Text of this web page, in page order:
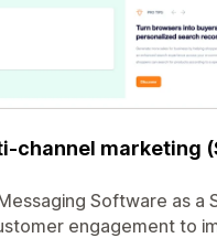
channel marketing
Software as
engagement to